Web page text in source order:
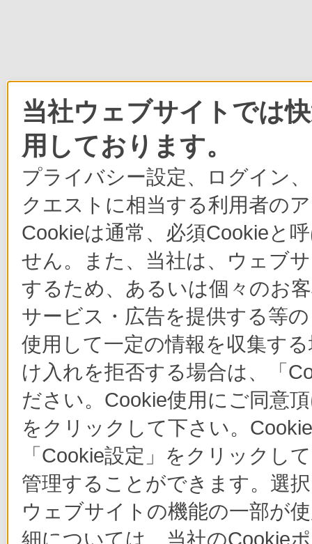
当社ウェブサイトでは
用しております。
プライバシー設定、ログイン
クエストに相当する利用者の
Cookieは通常、必須Cookieと
せん。また、当社は、ウェブ
するため、あるいは個々のお
サービス・広告を提供する等
使用して一定の情報を収集す
け入れを拒否する場合は、「
ださい。Cookie使用にご同意
をクリックして下さい。
「Cookie設定」をクリックし
管理することができます。選
ウェブサイトの機能の一部が
細については、当社のCookie